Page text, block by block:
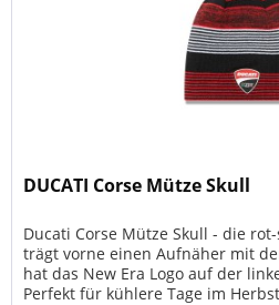
DUCATI Corse Mütze Skull
Ducati Corse Mütze Skull - die
trägt vorne einen Aufnäher mit
hat das New Era Logo auf der
Perfekt für kühlere Tage im